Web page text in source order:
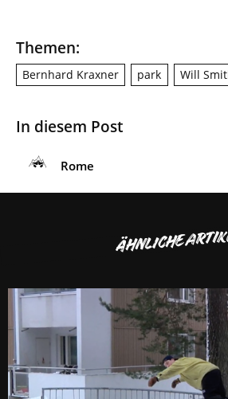
Themen:
Bernhard Kraxner park Will
In diesem Post
Rome
ÄHNLICHE